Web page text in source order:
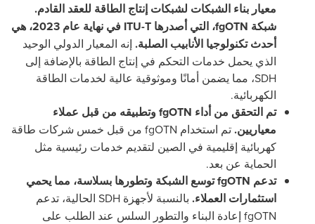
معيار بناء الشبكات لشبكات إنتاج الطاقة للعقد القادم.
شبكة fgOTN، التي أصدرها ITU-T
في نهاية عام 2023، هي
أحدث تكنولوجيا الأنابيب الصلبة. إنه المعيار الدولي الوحيد
الذي يحمل خدمات التحكم في إنتاج الطاقة بالإضافة إلى
SDH، مما يضمن أمانًا وموثوقية عالية لخدمات الطاقة
الكهربائية.
تم التحقق من أداء fgOTNوتطبيقه من قبل عملاء
معياريين.تم استخدام fgOTN من قبل خمس شركات طاقة
كهربائية إقليمية في الصين لتقديم خدمات رئيسية مثل
الحماية عن بعد.
تدعم fgOTNتوسع الشبكة وتطورها بسلاسة، مما يحمي
استثمارات العملاء. بالنسبة لأجهزة SDH الحالية، تدعم
fgOTN إعادة البناء والتطور السلس عند الطلب على